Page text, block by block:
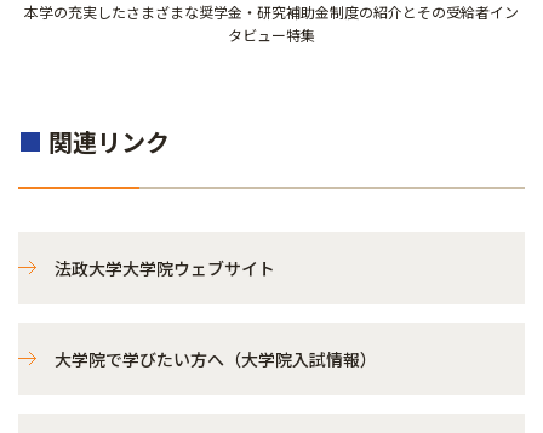
本学の充実したさまざまな奨学金・研究補助金制度の紹介とその受給者イン
タビュー特集
■ 関連リンク
法政大学大学院ウェブサイト
大学院で学びたい方へ（大学院入試情報）